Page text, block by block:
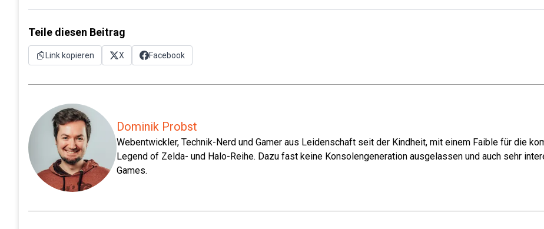
Teile diesen Beitrag
Link kopieren X Facebook
Dominik Probst
Webentwickler, Technik-Nerd und Gamer aus Leidenschaft seit der Kindheit, mit einem Faible für die
Legend of Zelda- und Halo-Reihe. Dazu fast keine Konsolengeneration ausgelassen und auch sehr
Games.